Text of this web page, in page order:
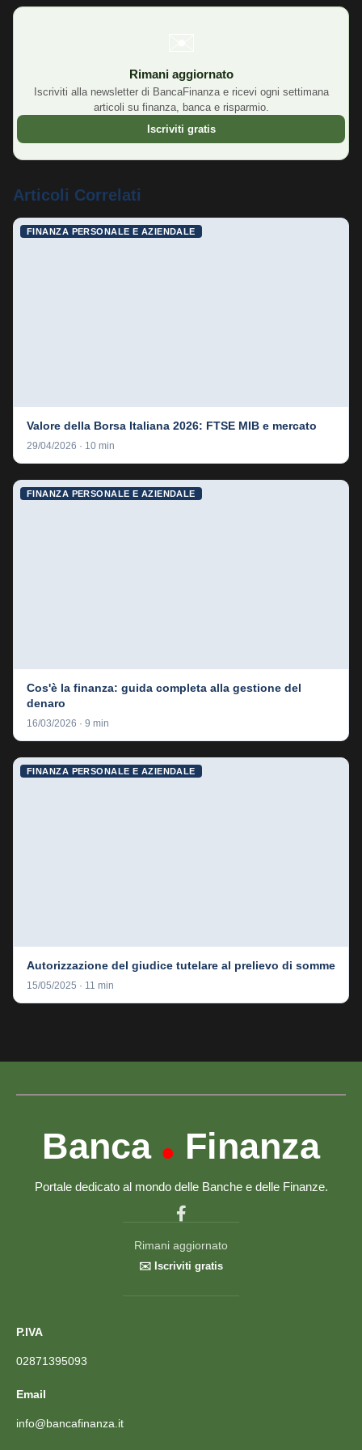
col denaro. Per la parte fiscale italiana, le guide
Rimani aggiornato
Iscriviti alla newsletter di BancaFinanza e ricevi ogni settimana
articoli su finanza, banca e risparmio.
Iscriviti gratis
Articoli Correlati
FINANZA PERSONALE E AZIENDALE
Valore della Borsa Italiana 2026: FTSE MIB e mercato
29/04/2026 · 10 min
FINANZA PERSONALE E AZIENDALE
Cos'è la finanza: guida completa alla gestione del
denaro
16/03/2026 · 9 min
FINANZA PERSONALE E AZIENDALE
Autorizzazione del giudice tutelare al prelievo di somme
15/05/2025 · 11 min
Banca • Finanza
Portale dedicato al mondo delle Banche e delle Finanze.
Rimani aggiornato
✉️ Iscriviti gratis
P.IVA
02871395093
Email
info@bancafinanza.it